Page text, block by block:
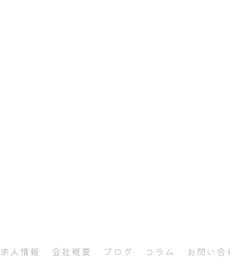
求人情報 会社概要 ブログ コラム お問い合